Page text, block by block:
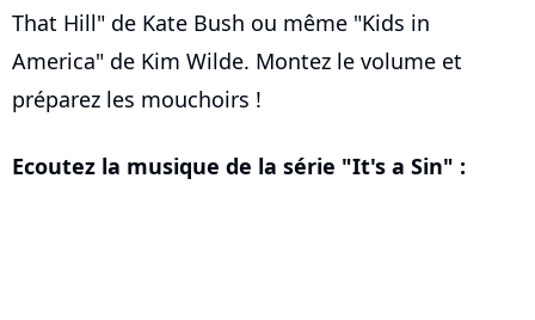
That Hill" de Kate Bush ou même "Kids in
America" de Kim Wilde. Montez le volume et
préparez les mouchoirs !
Ecoutez la musique de la série "It's a Sin" :